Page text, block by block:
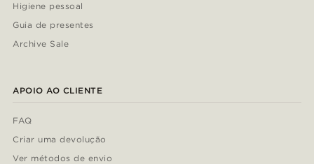
Higiene pessoal
Guia de presentes
Archive Sale
APOIO AO CLIENTE
FAQ
Criar uma devolução
Ver métodos de envio